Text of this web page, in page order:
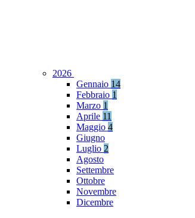
2026
Gennaio 14
Febbraio 1
Marzo 1
Aprile 11
Maggio 4
Giugno
Luglio 2
Agosto
Settembre
Ottobre
Novembre
Dicembre